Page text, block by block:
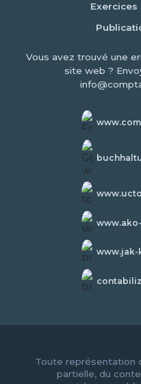
Vous avez trouvé une
site web ?
www.jak-
Toute représentation
partielle, du